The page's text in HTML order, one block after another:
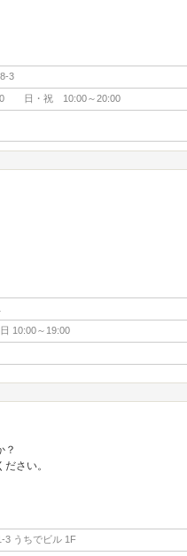
3
日・祝 10:00～20:00
10:00～19:00
？
さい。
3 うちでビル 1F